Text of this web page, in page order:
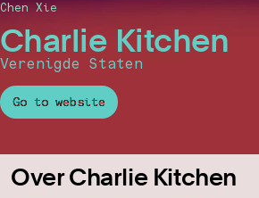
Charlie Kitchen
Verenigde Staten
Go to website
Chen Xie
Over Charlie Kitchen